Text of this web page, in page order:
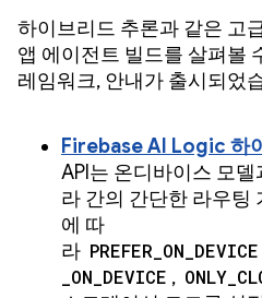
하이브리드 추론과 같은 고
앱 에이전트 빌드를 살펴볼
레임워크, 안내가 출시되었
Firebase AI Logic 하
API는 온디바이스 모
라 간의 간단한 라우팅
에 따
라 PREFER_ON_DEVICE
_ON_DEVICE ,